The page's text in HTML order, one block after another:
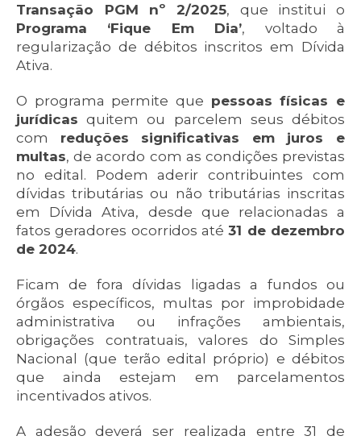
Transação PGM nº 2/2025, que institui o
Programa ‘Fique Em Dia’, voltado à
regularização de débitos inscritos em Dívida
Ativa.
O programa permite que pessoas físicas e
jurídicas quitem ou parcelem seus débitos
com reduções significativas em juros e
multas, de acordo com as condições previstas
no edital. Podem aderir contribuintes com
dívidas tributárias ou não tributárias inscritas
em Dívida Ativa, desde que relacionadas a
fatos geradores ocorridos até31 de dezembro
de 2024.
Ficam de fora dívidas ligadas a fundos ou
órgãos específicos, multas por improbidade
administrativa ou infrações ambientais,
obrigações contratuais, valores do Simples
Nacional (que terão edital próprio) e débitos
que ainda estejam em parcelamentos
incentivados ativos.
A adesão deverá ser realizada entre 31 de